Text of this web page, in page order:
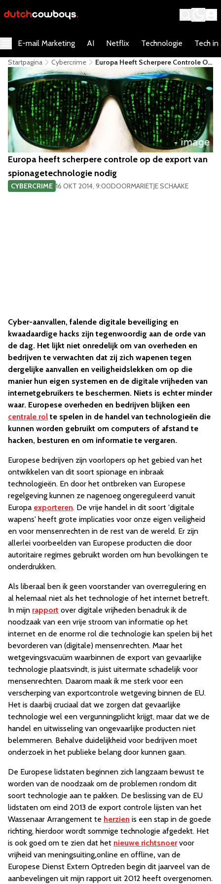
E-mail Marketing AI Netflix Technologie Tech in
Startpagina Cybercrime
Europa Heeft Scherpere Controle Op
De Export Van Spionagetechnologie
Nodig
Europa heeft scherpere controle op de export van
spionagetechnologie nodig
CYBERCRIME 16 OKT 2014, 9:00DOORMARIETJE SCHAAKE
Cyber-aanvallen, falende digitale beveiliging en
kwaadaardige hacks zijn tegenwoordig aan de orde van
de dag. Het lijkt niet onredelijk om van overheden en
bedrijven te verwachten dat zij zich wapenen tegen
dergelijke aanvallen en veiligheidslekken om op die
manier hun eigen systemen en de digitale vrijheden van
internetgebruikers te beschermen. Niets is echter minder
waar. Europese overheden en bedrijven blijken een
centrale rol te spelen in de handel van technologieën die
kunnen worden gebruikt om computers of afstand te
hacken, besturen en om informatie te vergaren.
Europese bedrijven zijn voorlopers op het gebied van het
ontwikkelen van dit soort spionage en inbraak
technologieën. En door het ontbreken van Europese
regelgeving kunnen ze nagenoeg ongereguleerd vanuit
Europa exporteren. De vrije handel in dit soort 'digitale
wapens' heeft grote implicaties voor onze eigen veiligheid
en voor mensenrechten in de rest van de wereld. Er zijn
allerlei voorbeelden van Europese producten die door
autoritaire regimes gebruikt worden om hun bevolkingen te
onderdrukken.
Als liberaal ben ik geen voorstander van overregulering en
al helemaal niet als het technologie of het internet betreft.
In mijn rapport over digitale vrijheden benadruk ik de
noodzaak van een vrije stroom van informatie op het
internet en de enorme rol die technologie kan spelen bij het
bevorderen van (digitale) mensenrechten. Maar het
wetgevingsvacuüm waarbinnen de export van gevaarlijke
technologie plaatsvindt, is juist uitermate schadelijk voor
mensenrechten. Daarom maak ik me sterk voor een
verscherping van exportcontrole wetgeving binnen de EU.
Het is daarbij cruciaal dat we zorgen dat gevaarlijke
technologie wel een vergunningplicht krijgt, maar dat we de
handel en uitwisseling van ongevaarlijke producten niet
belemmeren. Behalve duidelijkheid voor bedrijven moet
onderzoek in het publieke belang door kunnen gaan.
De Europese lidstaten beginnen zich langzaam bewust te
worden van de noodzaak om de problemen rondom dit
soort technologie aan te pakken. De beslissing van de EU
lidstaten om eind 2013 de export controle lijsten van het
Wassenaar Arrangement te herzien is een stap in de goede
richting, hierdoor wordt sommige technologie afgedekt. Het
is ook goed om te zien dat het nieuwe richtsnoervoor
vrijheid van meningsuiting,online en offline, van de
Europese Dienst Extern Optreden begin dit jaarveel van de
aanbevelingen uit mijn rapport uit 2012 heeft overgenomen.